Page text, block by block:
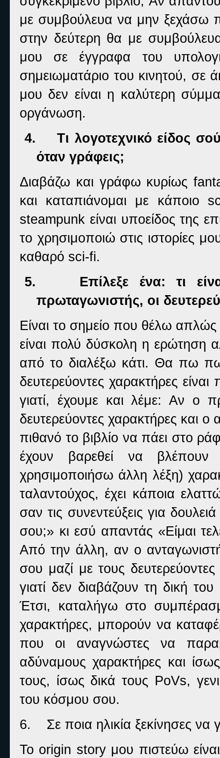
με συμβούλευα να μην ξεχάσω
στην δεύτερη θα με
μου σε έγγραφα του
σημειωματάριο του κινητού, σε
μου δεν είναι η καλύτερη
οργάνωση.
4.
Τι λογοτεχνικό είδος
όταν γράφεις;
Διαβάζω και γράφω κυρίως
και καταπιάνομαι με κάποιο
steampunk είναι υποείδος της
το χρησιμοποιώ στις ιστορίες
καθαρό sci-fi.
5.
Επίλεξε ένα: τι
πρωταγωνιστής, οι
Είναι το σημείο που θέλω
είναι πολύ δύσκολη η ερώτηση
από το διαλέξω κάτι. Θα πω
δευτερεύοντες χαρακτήρες
γιατί, έχουμε και λέμε: Αν ο
δευτερεύοντες χαρακτήρες και ο
πιθανό το βιβλίο να πάει στο
έχουν βαρεθεί να
χρησιμοποιήσω άλλη λέξη)
ταλαντούχος, έχει κάποια
σαν τις συνεντεύξεις για
σου;» κι εσύ απαντάς «Είμαι
Από την άλλη, αν ο
σου μαζί με τους
γιατί δεν διαβάζουν τη δική
Έτσι, καταλήγω στο
χαρακτήρες, μπορούν να
που οι αναγνώστες να
αδύναμους χαρακτήρες και
τους, ίσως δικά τους PoVs,
του κόσμου σου.
6.
Σε ποια ηλικία ξεκίνησες να
Το origin story μου πιστεύω